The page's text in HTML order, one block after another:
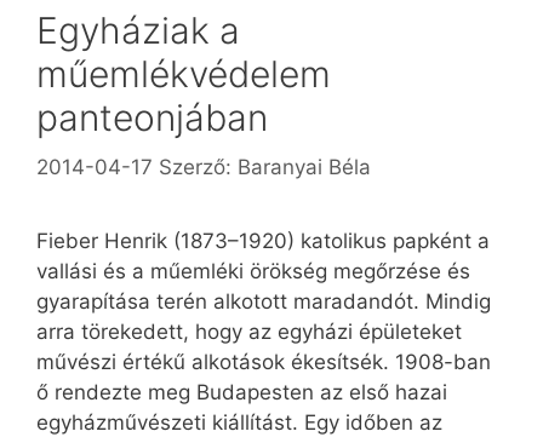
Egyháziak a
műemlékvédelem
panteonjában
2014-04-17 Szerző: Baranyai Béla
Fieber Henrik (1873–1920) katolikus papként a
vallási és a műemléki örökség megőrzése és
gyarapítása terén alkotott maradandót. Mindig
arra törekedett, hogy az egyházi épületeket
művészi értékű alkotások ékesítsék. 1908-ban
ő rendezte meg Budapesten az első hazai
egyházművészeti kiállítást. Egy időben az